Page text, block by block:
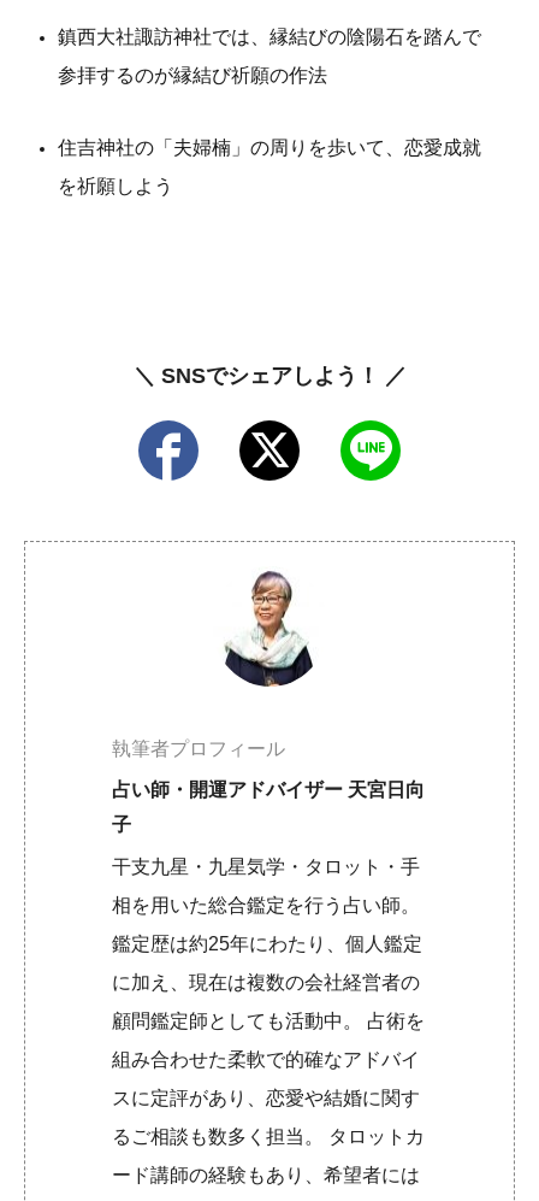
鎮西大社諏訪神社では、縁結びの陰陽石を踏んで
参拝するのが縁結び祈願の作法
住吉神社の「夫婦楠」の周りを歩いて、恋愛成就
を祈願しよう
＼ SNSでシェアしよう！ ／
執筆者プロフィール
占い師・開運アドバイザー 天宮日向
子
干支九星・九星気学・タロット・手
相を用いた総合鑑定を行う占い師。
鑑定歴は約25年にわたり、個人鑑定
に加え、現在は複数の会社経営者の
顧問鑑定師としても活動中。 占術を
組み合わせた柔軟で的確なアドバイ
スに定評があり、恋愛や結婚に関す
るご相談も数多く担当。 タロットカ
ード講師の経験もあり、希望者には